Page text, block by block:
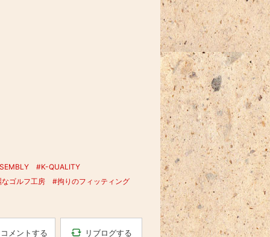
#K-QUALITY
ゴルフ工房
#拘りのフィッティング
コメントする リブログする